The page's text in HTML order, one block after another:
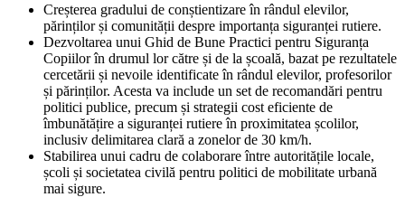
Creșterea gradului de conștientizare în rândul elevilor,
părinților și comunității despre importanța siguranței rutiere.
Dezvoltarea unui Ghid de Bune Practici pentru Siguranța
Copiilor în drumul lor către și de la școală, bazat pe rezultatele
cercetării și nevoile identificate în rândul elevilor, profesorilor
și părinților. Acesta va include un set de recomandări pentru
politici publice, precum și strategii cost eficiente de
îmbunătățire a siguranței rutiere în proximitatea școlilor,
inclusiv delimitarea clară a zonelor de 30 km/h.
Stabilirea unui cadru de colaborare între autoritățile locale,
școli și societatea civilă pentru politici de mobilitate urbană
mai sigure.